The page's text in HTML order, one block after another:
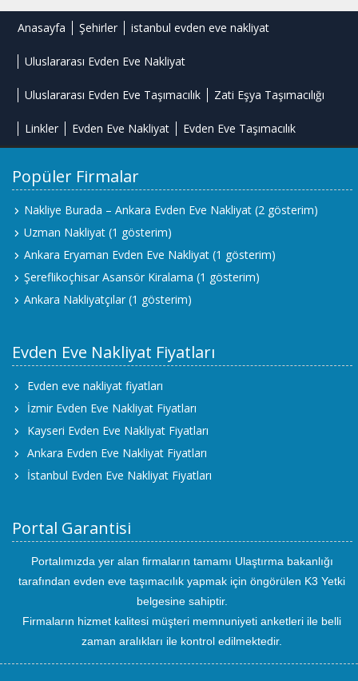
Anasayfa Şehirler istanbul evden eve nakliyat
Uluslararası Evden Eve Nakliyat
Uluslararası Evden Eve Taşımacılık Zati Eşya Taşımacılığı
Linkler Evden Eve Nakliyat Evden Eve Taşımacılık
Popüler Firmalar
Nakliye Burada – Ankara Evden Eve Nakliyat (2 gösterim)
Uzman Nakliyat (1 gösterim)
Ankara Eryaman Evden Eve Nakliyat (1 gösterim)
Şereflikoçhisar Asansör Kiralama (1 gösterim)
Ankara Nakliyatçılar (1 gösterim)
Evden Eve Nakliyat Fiyatları
Evden eve nakliyat fiyatları
İzmir Evden Eve Nakliyat Fiyatları
Kayseri Evden Eve Nakliyat Fiyatları
Ankara Evden Eve Nakliyat Fiyatları
İstanbul Evden Eve Nakliyat Fiyatları
Portal Garantisi
Portalımızda yer alan firmaların tamamı Ulaştırma bakanlığı
tarafından evden eve taşımacılık yapmak için öngörülen K3 Yetki
belgesine sahiptir.
Firmaların hizmet kalitesi müşteri memnuniyeti anketleri ile belli
zaman aralıkları ile kontrol edilmektedir.